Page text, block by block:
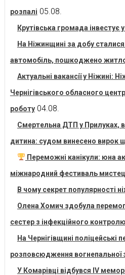
розпалі 05.08.
Крутівська громада інвестує
На Ніжинщині за добу
автомобіль, пошкоджено
Актуальні вакансії у Ніжині:
Чернігівського обласного
роботу 04.08.
Смертельна ДТП у Прилуках,
дитина: судом винесено вирок
Переможні канікули: юна
міжнародний фестиваль
В чому секрет популярності
Олена Хомич здобула
сестер з інфекційного контролю
На Чернігівщині поліцейські
розповсюдження вогнепальної
У Комарівці відбувся IV